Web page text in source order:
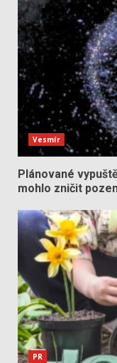
Vesmír
Plánované
mohlo zničit
PR